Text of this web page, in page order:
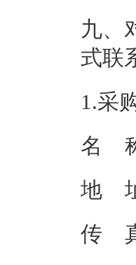
九、
式联
1.采
名
地
传